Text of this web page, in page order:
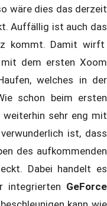
wäre dies das derzeit
Auffällig ist auch das
kommt. Damit wirft
dem ersten Xoom
welches in der
schon beim ersten
sehr eng mit
ist, dass
des aufkommenden
Dabei handelt es
integrierten GeForce